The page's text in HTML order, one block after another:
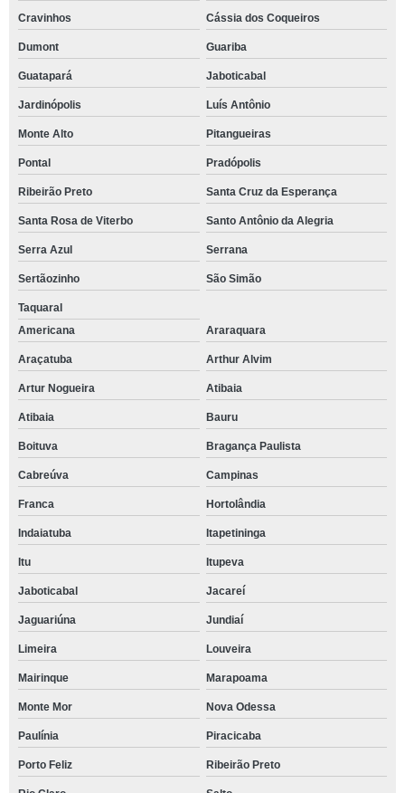
Cravinhos Cássia dos Coqueiros
Dumont Guariba
Guatapará Jaboticabal
Jardinópolis Luís Antônio
Monte Alto Pitangueiras
Pontal Pradópolis
Ribeirão Preto Santa Cruz da Esperança
Santa Rosa de Viterbo Santo Antônio da Alegria
Serra Azul Serrana
Sertãozinho São Simão
Taquaral
Americana
Araraquara
Araçatuba Arthur Alvim
Artur Nogueira Atibaia
Atibaia Bauru
Boituva Bragança Paulista
Cabreúva Campinas
Franca Hortolândia
Indaiatuba Itapetininga
Itu Itupeva
Jaboticabal Jacareí
Jaguariúna Jundiaí
Limeira Louveira
Mairinque Marapoama
Monte Mor Nova Odessa
Paulínia Piracicaba
Porto Feliz Ribeirão Preto